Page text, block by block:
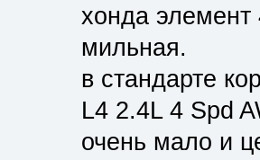
хонда элемент
мильная.
в стандарте
L4 2.4L 4 Spd
очень мало и